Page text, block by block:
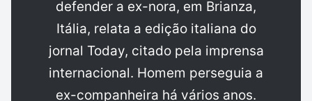
defender a ex-nora, em Brianza,
Itália, relata a edição italiana do
jornal Today, citado pela imprensa
internacional. Homem perseguia a
ex-companheira há vários anos.